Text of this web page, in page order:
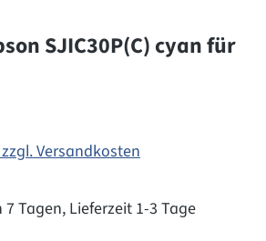
SJIC30P(C) cyan für
Versandkosten
Tagen, Lieferzeit 1-3 Tage